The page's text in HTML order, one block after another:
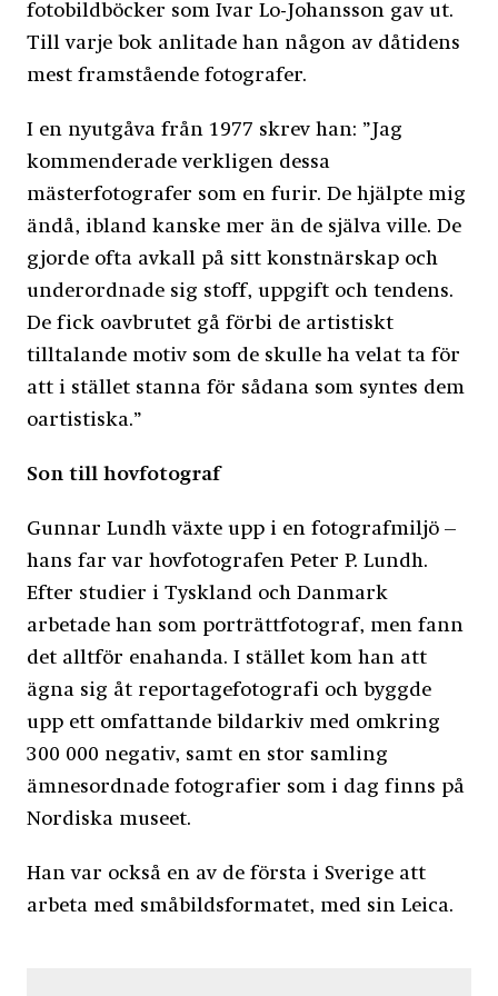
fotobildböcker som Ivar Lo-Johansson gav ut.
Till varje bok anlitade han någon av dåtidens
mest framstående fotografer.
I en nyutgåva från 1977 skrev han: ”Jag
kommenderade verkligen dessa
mästerfotografer som en furir. De hjälpte mig
ändå, ibland kanske mer än de själva ville. De
gjorde ofta avkall på sitt konstnärskap och
underordnade sig stoff, uppgift och tendens.
De fick oavbrutet gå förbi de artistiskt
tilltalande motiv som de skulle ha velat ta för
att i stället stanna för sådana som syntes dem
oartistiska.”
Son till hovfotograf
Gunnar Lundh växte upp i en fotografmiljö –
hans far var hovfotografen Peter P. Lundh.
Efter studier i Tyskland och Danmark
arbetade han som porträttfotograf, men fann
det alltför enahanda. I stället kom han att
ägna sig åt reportagefotografi och byggde
upp ett omfattande bildarkiv med omkring
300 000 negativ, samt en stor samling
ämnesordnade fotografier som i dag finns på
Nordiska museet.
Han var också en av de första i Sverige att
arbeta med småbildsformatet, med sin Leica.